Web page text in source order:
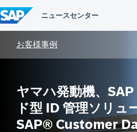
ン
テ
ン
お客様事例
ヤマハ発動機、
ド型 ID 管理ソリュ
SAP® Customer